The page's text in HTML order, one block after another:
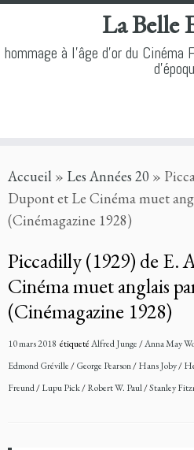
to
content
La Belle
hommage à l'âge d'or du
Accueil » Les Années 20 »
Dupont et Le Cinéma muet
(Cinémagazine 1928)
Piccadilly (1929) de E.
Cinéma muet anglais
(Cinémagazine 1928)
10 mars 2018 étiquetéAlfred Junge/Anna May
Edmond Gréville/George Pearson/Hans Joby/
Freund/Lupu Pick/Robert W. Paul/Stanley